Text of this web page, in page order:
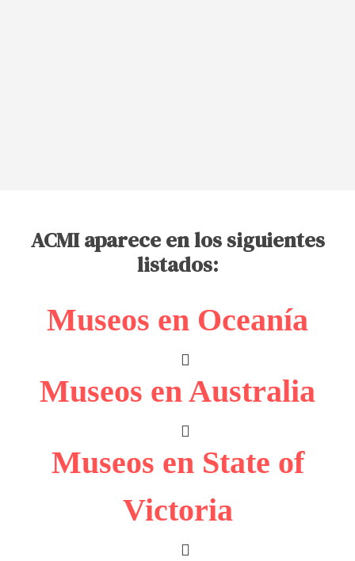
ACMI aparece en los siguientes
listados:
Museos en Oceanía
Museos en Australia
Museos en State of
Victoria